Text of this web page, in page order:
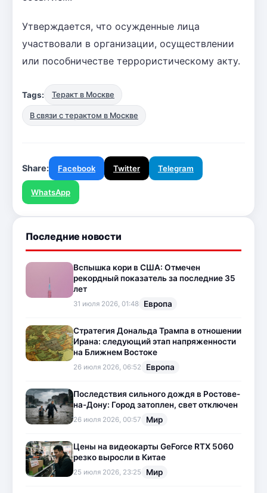
Утверждается, что осужденные лица
участвовали в организации, осуществлении
или пособничестве террористическому акту.
Tags: Теракт в Москве
В связи с терактом в Москве
Share: Facebook Twitter Telegram
WhatsApp
Последние новости
Вспышка кори в США: Отмечен
рекордный показатель за последние 35
лет
31 июля 2026, 01:48 Европа
Стратегия Дональда Трампа в отношении
Ирана: следующий этап напряженности
на Ближнем Востоке
26 июля 2026, 06:52 Европа
Последствия сильного дождя в Ростове-
на-Дону: Город затоплен, свет отключен
26 июля 2026, 00:57 Мир
Цены на видеокарты GeForce RTX 5060
резко выросли в Китае
25 июля 2026, 23:25 Мир